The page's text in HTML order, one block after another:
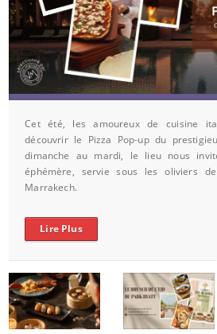
Cet été, les amoureux de cuisine
découvrir le Pizza Pop-up du
dimanche au mardi, le lieu nous
éphémère, servie sous les oliviers
Marrakech.
Lire Plus